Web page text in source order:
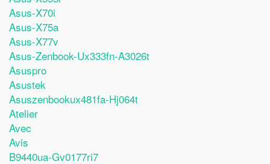
Asus-X70i
Asus-X75a
Asus-X77v
Asus-Zenbook-Ux333fn-A3026t
Asuspro
Asustek
Asuszenbookux481fa-Hj064t
Atelier
Avec
Avis
B9440ua-Gv0177ri7